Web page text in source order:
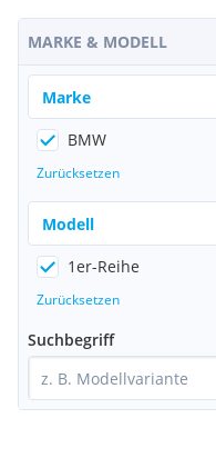
MARKE & MODELL
Marke
BMW
Zurücksetzen
Modell
1er-Reihe
Zurücksetzen
Suchbegriff